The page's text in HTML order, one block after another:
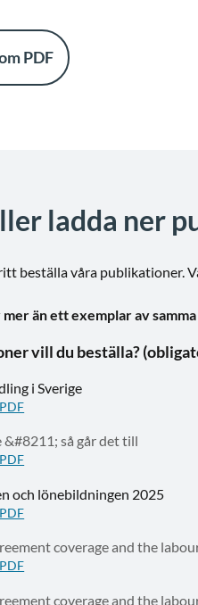
PDF
ladda ner
beställa våra publikationer.
än ett exemplar av
Vilka publikationer vill
i Sverige
så går det till
och lönebildningen 2025
coverage and the
coverage and the